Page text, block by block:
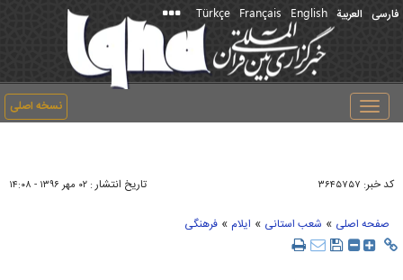
فارسی العربیة English
Français
Türkçe
نسخه اصلی
Toggle
navigation
کد خبر: ۳۶۴۵۷۵۷ تاریخ انتشار : ۰۲ مهر ۱۳۹۶ - ۱۴:۰۸
صفحه اصلی » شعب استانی » ایلام » فرهنگی